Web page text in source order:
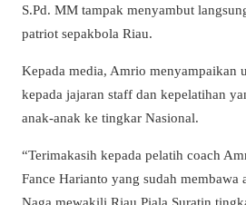
S.Pd. MM tampak menyambut
patriot sepakbola Riau.
Kepada media, Amrio menyampaikan
kepada jajaran staff dan kepelatihan
anak-anak ke tingkar Nasional.
“Terimakasih kepada pelatih coach
Fance Harianto yang sudah membawa